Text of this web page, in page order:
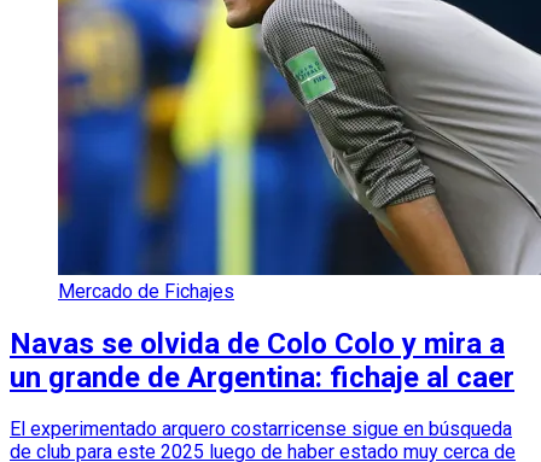
Mercado de Fichajes
Navas se olvida de Colo Colo y mira a
un grande de Argentina: fichaje al caer
El experimentado arquero costarricense sigue en búsqueda
de club para este 2025 luego de haber estado muy cerca de